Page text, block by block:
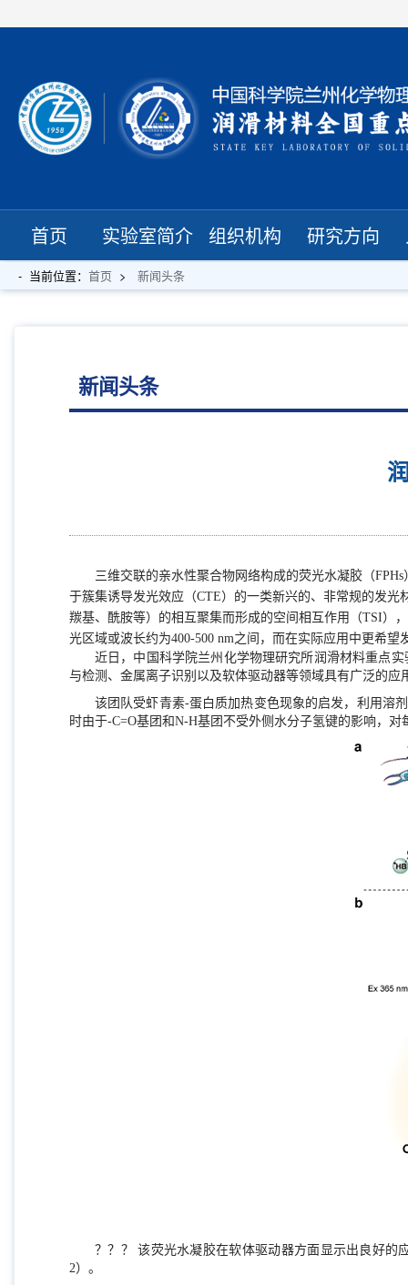
首页 实验室简介 组织机构 研究方向
当前位置： 首页 新闻头条
新闻头条
三维交联的亲水性聚合物网络构成的荧光水凝胶（
于簇集诱导发光效应（CTE）的一类新兴的、非常规的发
羰基、酰胺等）的相互聚集而形成的空间相互作用（TSI）
光区域或波长约为400-500 nm之间，而在实际应用中更希
近日，中国科学院兰州化学物理研究所润滑材料重点
与检测、金属离子识别以及软体驱动器等领域具有广泛的应
该团队受虾青素-蛋白质加热变色现象的启发，利用溶
时由于-C=O基团和N-H基团不受外侧水分子氢键的影响，
？？？ 该荧光水凝胶在软体驱动器方面显示出良好的
2）。